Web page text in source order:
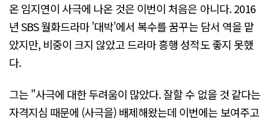
온 임지연이 사극에 나온 것은 이번이 처음은 아니다. 2016
년 SBS 월화드라마 '대박'에서 복수를 꿈꾸는 담서 역을 맡
았지만, 비중이 크지 않았고 드라마 흥행 성적도 좋지 못했
다.
그는 "사극에 대한 두려움이 많았다. 잘할 수 없을 것 같다는
자격지심 때문에 (사극을) 배제해왔는데 이번에는 보여주고